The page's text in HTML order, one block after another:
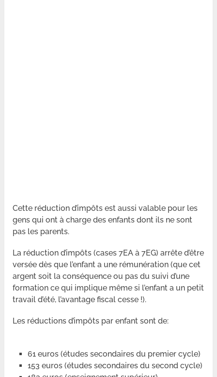
Cette réduction d’impôts est aussi valable pour les
gens qui ont à charge des enfants dont ils ne sont
pas les parents.
La réduction d’impôts (cases 7EA à 7EG) arrête d’être
versée dès que l’enfant a une rémunération (que cet
argent soit la conséquence ou pas du suivi d’une
formation ce qui implique même si l’enfant a un petit
travail d’été, l’avantage fiscal cesse !).
Les réductions d’impôts par enfant sont de:
61 euros (études secondaires du premier cycle)
153 euros (études secondaires du second cycle)